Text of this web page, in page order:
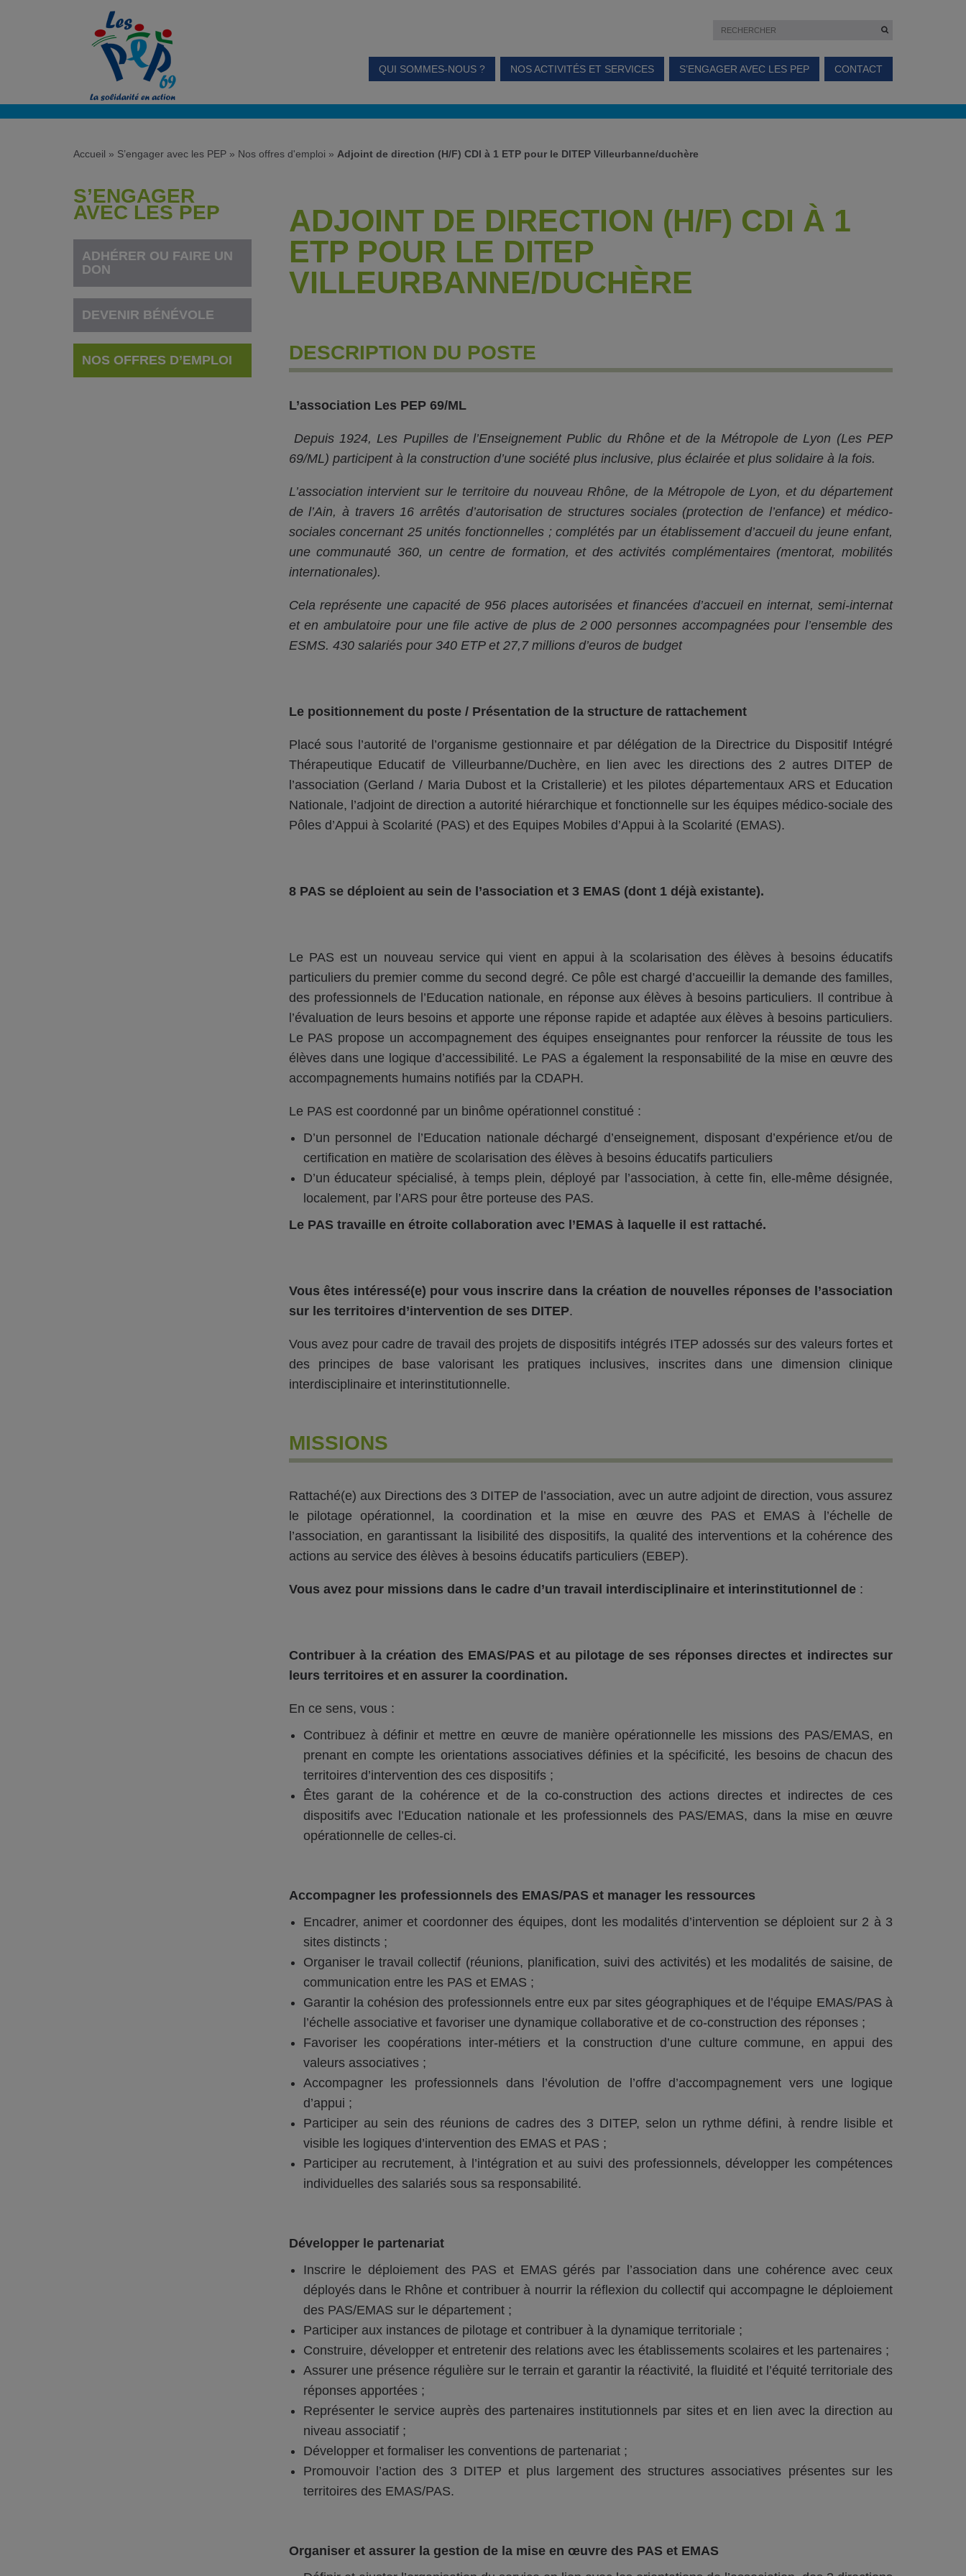
QUI SOMMES-NOUS ? NOS ACTIVITÉS ET SERVICES S’ENGAGER AVEC LES PEP CONTACT
Accueil » S’engager avec les PEP » Nos offres d'emploi » Adjoint de direction (H/F) CDI à 1 ETP pour le DITEP Villeurbanne/duchère
S’ENGAGER
AVEC LES PEP
ADHÉRER OU FAIRE UN
DON
DEVENIR BÉNÉVOLE
NOS OFFRES D’EMPLOI
ADJOINT DE DIRECTION (H/F) CDI À 1
ETP POUR LE DITEP
VILLEURBANNE/DUCHÈRE
DESCRIPTION DU POSTE
L’association Les PEP 69/ML
Depuis 1924, Les Pupilles de l’Enseignement Public du Rhône et de la Métropole de Lyon (Les PEP
69/ML) participent à la construction d’une société plus inclusive, plus éclairée et plus solidaire à la fois.
L’association intervient sur le territoire du nouveau Rhône, de la Métropole de Lyon, et du département
de l’Ain, à travers 16 arrêtés d’autorisation de structures sociales (protection de l’enfance) et médico-
sociales concernant 25 unités fonctionnelles ; complétés par un établissement d’accueil du jeune enfant,
une communauté 360, un centre de formation, et des activités complémentaires (mentorat, mobilités
internationales).
Cela représente une capacité de 956 places autorisées et financées d’accueil en internat, semi-internat
et en ambulatoire pour une file active de plus de 2 000 personnes accompagnées pour l’ensemble des
ESMS. 430 salariés pour 340 ETP et 27,7 millions d’euros de budget
Le positionnement du poste / Présentation de la structure de rattachement
Placé sous l’autorité de l’organisme gestionnaire et par délégation de la Directrice du Dispositif Intégré
Thérapeutique Educatif de Villeurbanne/Duchère, en lien avec les directions des 2 autres DITEP de
l’association (Gerland / Maria Dubost et la Cristallerie) et les pilotes départementaux ARS et Education
Nationale, l’adjoint de direction a autorité hiérarchique et fonctionnelle sur les équipes médico-sociale des
Pôles d’Appui à Scolarité (PAS) et des Equipes Mobiles d’Appui à la Scolarité (EMAS).
8 PAS se déploient au sein de l’association et 3 EMAS (dont 1 déjà existante).
Le PAS est un nouveau service qui vient en appui à la scolarisation des élèves à besoins éducatifs
particuliers du premier comme du second degré. Ce pôle est chargé d’accueillir la demande des familles,
des professionnels de l’Education nationale, en réponse aux élèves à besoins particuliers. Il contribue à
l’évaluation de leurs besoins et apporte une réponse rapide et adaptée aux élèves à besoins particuliers.
Le PAS propose un accompagnement des équipes enseignantes pour renforcer la réussite de tous les
élèves dans une logique d’accessibilité. Le PAS a également la responsabilité de la mise en œuvre des
accompagnements humains notifiés par la CDAPH.
Le PAS est coordonné par un binôme opérationnel constitué :
D’un personnel de l’Education nationale déchargé d’enseignement, disposant d’expérience et/ou de
certification en matière de scolarisation des élèves à besoins éducatifs particuliers
D’un éducateur spécialisé, à temps plein, déployé par l’association, à cette fin, elle-même désignée,
localement, par l’ARS pour être porteuse des PAS.
Le PAS travaille en étroite collaboration avec l’EMAS à laquelle il est rattaché.
Vous êtes intéressé(e) pour vous inscrire dans la création de nouvelles réponses de l’association
sur les territoires d’intervention de ses DITEP.
Vous avez pour cadre de travail des projets de dispositifs intégrés ITEP adossés sur des valeurs fortes et
des principes de base valorisant les pratiques inclusives, inscrites dans une dimension clinique
interdisciplinaire et interinstitutionnelle.
MISSIONS
Rattaché(e) aux Directions des 3 DITEP de l’association, avec un autre adjoint de direction, vous assurez
le pilotage opérationnel, la coordination et la mise en œuvre des PAS et EMAS à l’échelle de
l’association, en garantissant la lisibilité des dispositifs, la qualité des interventions et la cohérence des
actions au service des élèves à besoins éducatifs particuliers (EBEP).
Vous avez pour missions dans le cadre d’un travail interdisciplinaire et interinstitutionnel de:
Contribuer à la création des EMAS/PAS et au pilotage de ses réponses directes et indirectes sur
leurs territoires et en assurer la coordination.
En ce sens, vous :
Contribuez à définir et mettre en œuvre de manière opérationnelle les missions des PAS/EMAS, en
prenant en compte les orientations associatives définies et la spécificité, les besoins de chacun des
territoires d’intervention des ces dispositifs ;
Êtes garant de la cohérence et de la co-construction des actions directes et indirectes de ces
dispositifs avec l’Education nationale et les professionnels des PAS/EMAS, dans la mise en œuvre
opérationnelle de celles-ci.
Accompagner les professionnels des EMAS/PAS et manager les ressources
Encadrer, animer et coordonner des équipes, dont les modalités d’intervention se déploient sur 2 à 3
sites distincts ;
Organiser le travail collectif (réunions, planification, suivi des activités) et les modalités de saisine, de
communication entre les PAS et EMAS ;
Garantir la cohésion des professionnels entre eux par sites géographiques et de l’équipe EMAS/PAS à
l’échelle associative et favoriser une dynamique collaborative et de co-construction des réponses ;
Favoriser les coopérations inter-métiers et la construction d’une culture commune, en appui des
valeurs associatives ;
Accompagner les professionnels dans l’évolution de l’offre d’accompagnement vers une logique
d’appui ;
Participer au sein des réunions de cadres des 3 DITEP, selon un rythme défini, à rendre lisible et
visible les logiques d’intervention des EMAS et PAS ;
Participer au recrutement, à l’intégration et au suivi des professionnels, développer les compétences
individuelles des salariés sous sa responsabilité.
Développer le partenariat
Inscrire le déploiement des PAS et EMAS gérés par l’association dans une cohérence avec ceux
déployés dans le Rhône et contribuer à nourrir la réflexion du collectif qui accompagne le déploiement
des PAS/EMAS sur le département ;
Participer aux instances de pilotage et contribuer à la dynamique territoriale ;
Construire, développer et entretenir des relations avec les établissements scolaires et les partenaires ;
Assurer une présence régulière sur le terrain et garantir la réactivité, la fluidité et l’équité territoriale des
réponses apportées ;
Représenter le service auprès des partenaires institutionnels par sites et en lien avec la direction au
niveau associatif ;
Développer et formaliser les conventions de partenariat ;
Promouvoir l’action des 3 DITEP et plus largement des structures associatives présentes sur les
territoires des EMAS/PAS.
Organiser et assurer la gestion de la mise en œuvre des PAS et EMAS